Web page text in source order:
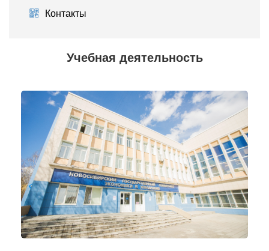
Учебная деятельность
Контакты